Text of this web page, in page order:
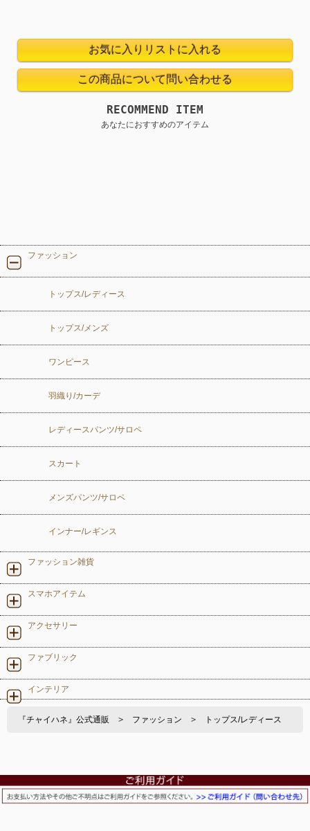
RECOMMEND ITEM
あなたにおすすめのアイテム
ファッション
トップス/レディース
トップス/メンズ
ワンピース
羽織り/カーデ
レディースパンツ/サロペ
スカート
メンズパンツ/サロペ
インナー/レギンス
ファッション雑貨
スマホアイテム
アクセサリー
ファブリック
インテリア
『チャイハネ』公式通販 > ファッション > トップス/レディース